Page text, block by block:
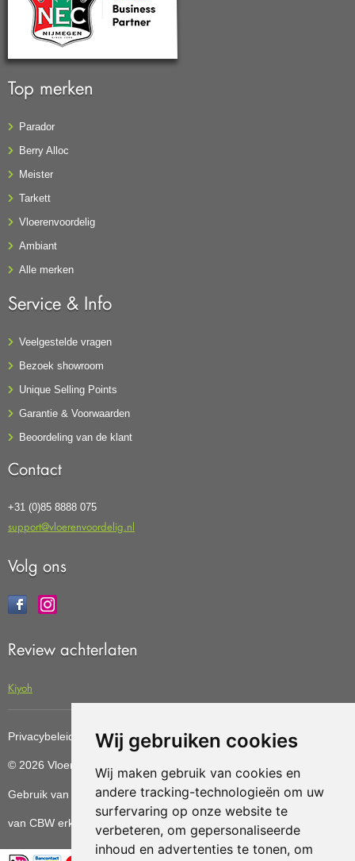
Wij gebruiken cookies
Wij maken gebruik van cookies en
andere tracking-technologieën om uw
surfervaring op onze website te
verbeteren, om gepersonaliseerde
inhoud en advertenties te tonen, om
Top merken
Parador
Berry Alloc
Meister
Tarkett
Vloerenvoordelig
Ambiant
Alle merken
Service & Info
Veelgestelde vragen
Bezoek showroom
Unique Selling Points
Garantie & Voorwaarden
Beoordeling van de klant
Contact
+31 (0)85 8888 075
support@vloerenvoordelig.nl
Volg ons
Review achterlaten
Kiyoh
Privacybeleid Cookiebeleid Update cookies preferences
© 2026 Vloerenvoordelig Deze website is ontwikkeld door AGN
Gebruik van deze site betekent dat u dealgemene voorwaarden
van CBW erkende woonwinkels accepteert.